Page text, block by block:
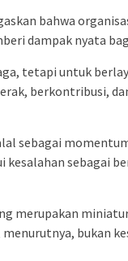
bahwa
dampak nyata
tetapi untuk
berkontribusi,
sebagai
sebagai
merupakan
bukan